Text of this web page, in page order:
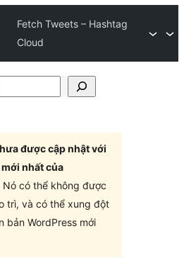
Fetch Tweets – Hashtag
Cloud
được cập nhật với
nhất của
Nó có thể không được
trì, và có thể xung đột
bản WordPress mới